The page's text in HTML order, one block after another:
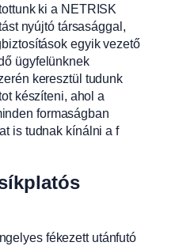
ki a NETRISK
nyújtó társasággal,
egyik vezető
ügyfelünknek
keresztül tudunk
készíteni, ahol a
formaságban
is tudnak kínálni a f
fékezett utánfutó